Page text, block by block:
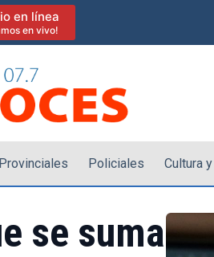
en línea
en vivo!
Provinciales Policiales Cultura
se suma